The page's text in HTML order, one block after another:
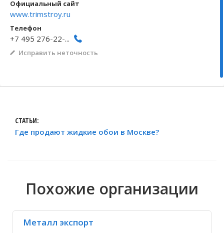
Волгоградская область
Кировоградская область
Восточно-Казахстанская область
Официальный сайт
www.trimstroy.ru
Телефон
+7 495 276-22-...
Исправить неточность
СТАТЬИ:
Где продают жидкие обои в Москве?
Похожие организации
Металл экспорт